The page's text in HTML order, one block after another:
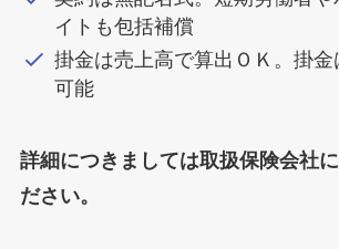
イトも包括補償
掛金は売上高で算出ＯＫ。掛金
可能
詳細につきましては取扱保険会社
ださい。